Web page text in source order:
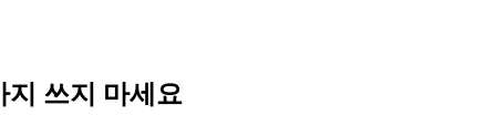
지 쓰지 마세요